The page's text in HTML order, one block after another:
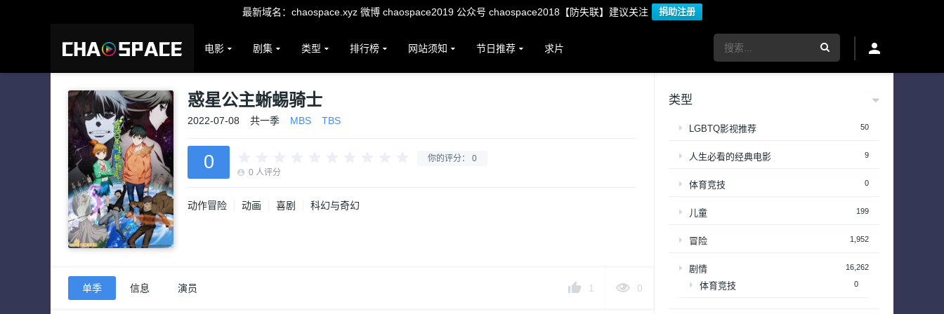
最新域名：chaospace.xyz 微博 chaospace2019 公众号 chaospace2018【防失联】建议关注 捐助注册
电影 剧集 类型 排行榜 网站须知 节日推荐 求片
惑星公主蜥蜴骑士
2022-07-08 共一季 MBS TBS
你的评分： 0
0 0 人评分
动作冒险 动画 喜剧 科幻与奇幻
1 0
单季 信息 演员
类型
LGBTQ影视推荐 50
人生必看的经典电影 9
体育竞技 0
儿童 199
冒险 1,952
剧情 16,262
体育竞技 0